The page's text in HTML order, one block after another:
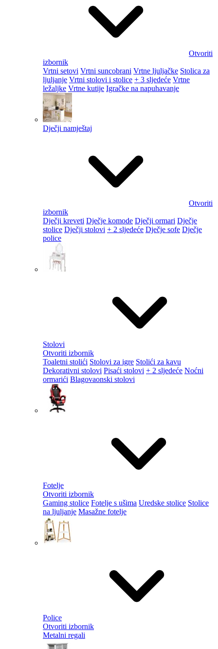
Otvoriti
izbornik
Vrtni setovi Vrtni suncobrani Vrtne ljuljačke Stolica za
ljuljanje Vrtni stolovi i stolice + 3 sljedeće Vrtne
ležaljke Vrtne kutije Igračke na napuhavanje
Dječji namještaj
Otvoriti
izbornik
Dječji kreveti Dječje komode Dječji ormari Dječje
stolice Dječji stolovi + 2 sljedeće Dječje sofe Dječje
police
Stolovi
Otvoriti izbornik
Toaletni stolići Stolovi za igre Stolići za kavu
Dekorativni stolovi Pisaći stolovi + 2 sljedeće Noćni
ormarići Blagovaonski stolovi
Fotelje
Otvoriti izbornik
Gaming stolice Fotelje s ušima Uredske stolice Stolice
na ljuljanje Masažne fotelje
Police
Otvoriti izbornik
Metalni regali